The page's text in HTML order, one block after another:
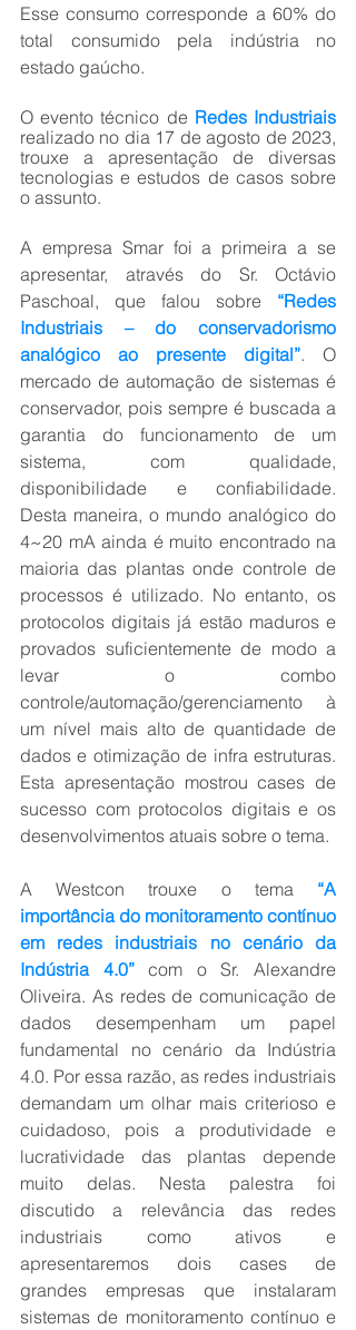
Esse consumo corresponde a 60% do
total consumido pela indústria no
estado gaúcho.
O evento técnico de Redes Industriais
realizado no dia 17 de agosto de 2023,
trouxe a apresentação de diversas
tecnologias e estudos de casos sobre
o assunto.
A empresa Smar foi a primeira a se
apresentar, através do Sr. Octávio
Paschoal, que falou sobre “Redes
Industriais – do conservadorismo
analógico ao presente digital”. O
mercado de automação de sistemas é
conservador, pois sempre é buscada a
garantia do funcionamento de um
sistema, com qualidade,
disponibilidade e confiabilidade.
Desta maneira, o mundo analógico do
4~20 mA ainda é muito encontrado na
maioria das plantas onde controle de
processos é utilizado. No entanto, os
protocolos digitais já estão maduros e
provados suficientemente de modo a
levar o combo
controle/automação/gerenciamento à
um nível mais alto de quantidade de
dados e otimização de infra estruturas.
Esta apresentação mostrou cases de
sucesso com protocolos digitais e os
desenvolvimentos atuais sobre o tema.
A Westcon trouxe o tema “A
importância do monitoramento contínuo
em redes industriais no cenário da
Indústria 4.0” com o Sr. Alexandre
Oliveira. As redes de comunicação de
dados desempenham um papel
fundamental no cenário da Indústria
4.0. Por essa razão, as redes industriais
demandam um olhar mais criterioso e
cuidadoso, pois a produtividade e
lucratividade das plantas depende
muito delas. Nesta palestra foi
discutido a relevância das redes
industriais como ativos e
apresentaremos dois cases de
grandes empresas que instalaram
sistemas de monitoramento contínuo e